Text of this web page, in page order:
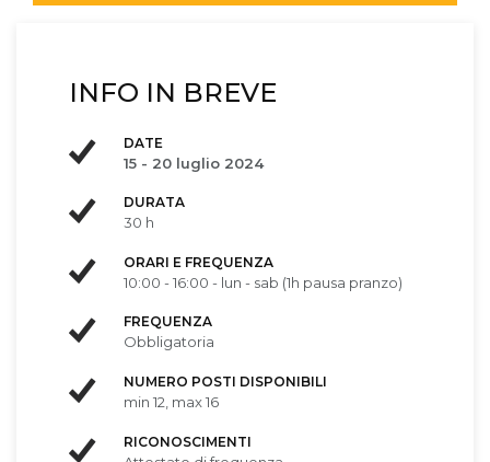
INFO IN BREVE
DATE
15 - 20 luglio 2024
DURATA
30 h
ORARI E FREQUENZA
10:00 - 16:00 - lun - sab (1h pausa pranzo)
FREQUENZA
Obbligatoria
NUMERO POSTI DISPONIBILI
min 12, max 16
RICONOSCIMENTI